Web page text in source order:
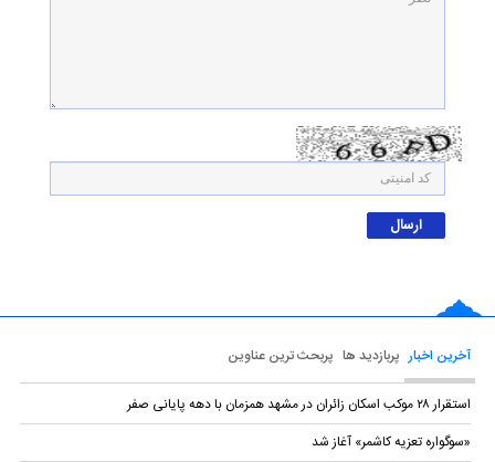
آخرین اخبار پربازدید ها پربحث ترین عناوین
استقرار ۲۸ موکب اسکان زائران در مشهد همزمان با دهه پایانی صفر
«سوگواره تعزیه کاشمر» آغاز شد